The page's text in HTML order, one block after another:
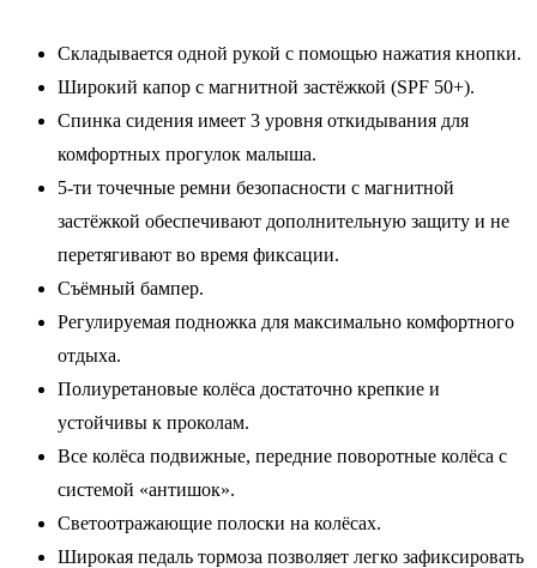
Складывается одной рукой с помощью нажатия кнопки.
Широкий капор с магнитной застёжкой (SPF 50+).
Спинка сидения имеет 3 уровня откидывания для
комфортных прогулок малыша.
5-ти точечные ремни безопасности с магнитной
застёжкой обеспечивают дополнительную защиту и не
перетягивают во время фиксации.
Съёмный бампер.
Регулируемая подножка для максимально комфортного
отдыха.
Полиуретановые колёса достаточно крепкие и
устойчивы к проколам.
Все колёса подвижные, передние поворотные колёса с
системой «антишок».
Светоотражающие полоски на колёсах.
Широкая педаль тормоза позволяет легко зафиксировать